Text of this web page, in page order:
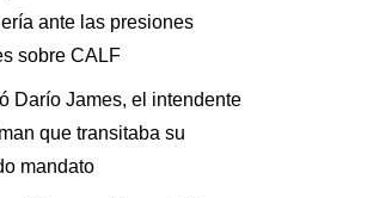
ante las presiones
sobre CALF
Darío James, el intendente
que transitaba su
mandato